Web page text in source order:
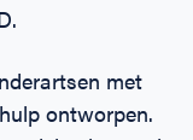
met
ontworpen.